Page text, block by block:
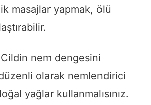
masajlar yapmak, ölü
Cildin nem dengesini
olarak nemlendirici
yağlar kullanmalısınız.